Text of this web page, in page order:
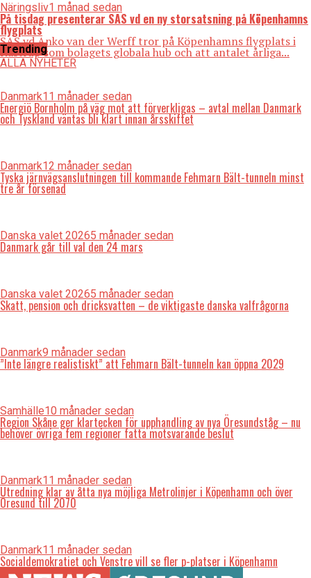
Näringsliv1 månad sedan
På tisdag presenterar SAS vd en ny storsatsning på Köpenhamns
flygplats
SAS vd Anko van der Werff tror på Köpenhamns flygplats i
Kastrup som bolagets globala hub och att antalet årliga...
ALLA NYHETER
Trending
Danmark11 månader sedan
Energiö Bornholm på väg mot att förverkligas – avtal mellan Danmark
och Tyskland väntas bli klart innan årsskiftet
Danmark12 månader sedan
Tyska järnvägsanslutningen till kommande Fehmarn Bält-tunneln minst
tre år försenad
Danska valet 20265 månader sedan
Danmark går till val den 24 mars
Danska valet 20265 månader sedan
Skatt, pension och dricksvatten – de viktigaste danska valfrågorna
Danmark9 månader sedan
”Inte längre realistiskt” att Fehmarn Bält-tunneln kan öppna 2029
Samhälle10 månader sedan
Region Skåne ger klartecken för upphandling av nya Öresundståg – nu
behöver övriga fem regioner fatta motsvarande beslut
Danmark11 månader sedan
Utredning klar av åtta nya möjliga Metrolinjer i Köpenhamn och över
Öresund till 2070
Danmark11 månader sedan
Socialdemokratiet och Venstre vill se fler p-platser i Köpenhamn